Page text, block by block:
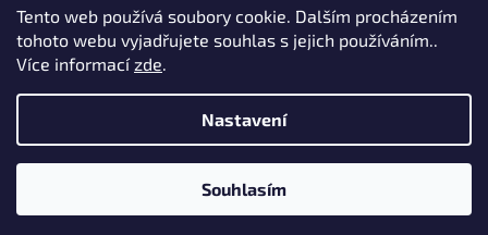
Tento web používá soubory cookie. Dalším procházením
tohoto webu vyjadřujete souhlas s jejich používáním..
Více informacízde.
Nastavení
Souhlasím
MNOŽSTEVNÍ A VĚRNOSTNÍ SLEVY ❗❗❗
Přihlásit se přes Facebook
Přihlásit se přes Seznam
Vytvořil Shoptet